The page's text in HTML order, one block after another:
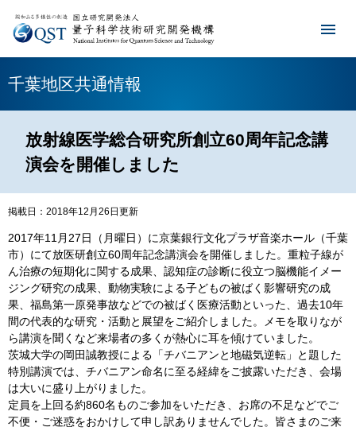
千葉地区共通情報
放射線医学総合研究所創立60周年記念講
演会を開催しました
掲載日：2018年12月26日更新
2017年11月27日（月曜日）に京葉銀行文化プラザ音楽ホール（千葉
市）にて放医研創立60周年記念講演会を開催しました。重粒子線が
ん治療の短期化に関する成果、認知症の診断に役立つ脳機能イメー
ジング研究の成果、動物実験による子どもの被ばく影響研究の成
果、福島第一原発事故などでの被ばく医療活動といった、過去10年
間の代表的な研究・活動と展望をご紹介しました。メモを取りなが
ら講演を聞くなど来場者の多くが熱心に耳を傾けていました。
茨城大学の岡田誠教授による「チバニアンと地磁気逆転」と題した
特別講演では、チバニアン命名に至る経緯をご披露いただき、会場
は大いに盛り上がりました。
定員を上回る約860名ものご参加をいただき、お席の不足などでご
不便・ご迷惑をおかけして申し訳ありませんでした。皆さまのご来